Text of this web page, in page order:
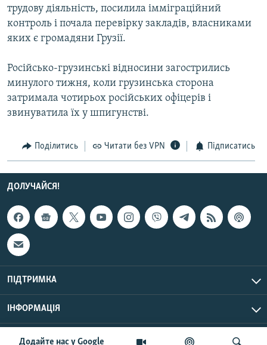
ДОЛУЧАЙСЯ!
Усі сайти RFE/RL
Додайте нас у Google
трудову діяльність, посилила імміграційний
контроль і почала перевірку закладів, власниками
яких є громадяни Грузії.
Російсько-грузинські відносини загострились
минулого тижня, коли грузинська сторона
затримала чотирьох російських офіцерів і
звинуватила їх у шпигунстві.
Поділитись Читати без VPN Підписатись
ДОЛУЧАЙСЯ!
ПІДТРИМКА
ІНФОРМАЦІЯ
© Радіо Свобода, 2026 | Усі права застережено.
UTC+3